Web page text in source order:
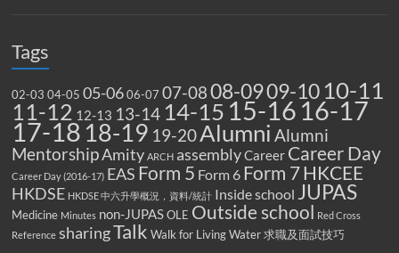
Tags
02-03 04-05 05-06 06-07 07-0808-0909-10 10-11
11-12 12-13 13-14 14-1515-1616-17
17-1818-19 19-20Alumni Alumni
MentorshipAmity ARCH assemblyCareer Career Day
Career Day (2016-17) EAS Form 5 Form 6 Form 7HKCEE
HKDSE HKDSE 中六升學概況，資料/統計 Inside school JUPAS
Medicine Minutes non-JUPAS OLE Outside school Red Cross
Reference sharingTalk Walk for Living Water 求職及面試技巧